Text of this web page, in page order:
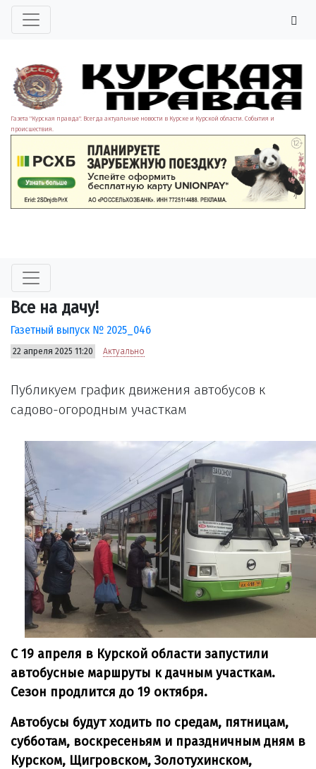
Газета "Курская правда". Всегда актуальные новости в Курске и Курской области. События и
происшествия.
Все на дачу!
Газетный выпуск № 2025_046
22 апреля 2025 11:20 Актуально
Публикуем график движения автобусов к
садово-огородным участкам
С 19 апреля в Курской области запустили
автобусные маршруты к дачным участкам.
Сезон продлится до 19 октября.
Автобусы будут ходить по средам, пятницам,
субботам, воскресеньям и праздничным дням в
Курском, Щигровском, Золотухинском,